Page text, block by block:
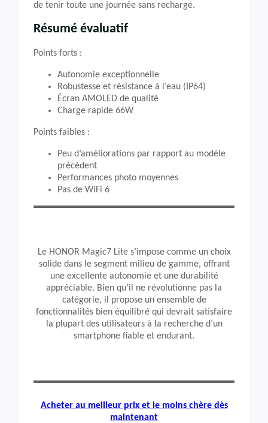
de tenir toute une journée sans recharge.
Résumé évaluatif
Points forts :
Autonomie exceptionnelle
Robustesse et résistance à l’eau (IP64)
Écran AMOLED de qualité
Charge rapide 66W
Points faibles :
Peu d’améliorations par rapport au modèle
précédent
Performances photo moyennes
Pas de WiFi 6
Le HONOR Magic7 Lite s’impose comme un choix
solide dans le segment milieu de gamme, offrant
une excellente autonomie et une durabilité
appréciable. Bien qu’il ne révolutionne pas la
catégorie, il propose un ensemble de
fonctionnalités bien équilibré qui devrait satisfaire
la plupart des utilisateurs à la recherche d’un
smartphone fiable et endurant.
Acheter au meilleur prix et le moins chère dès
maintenant